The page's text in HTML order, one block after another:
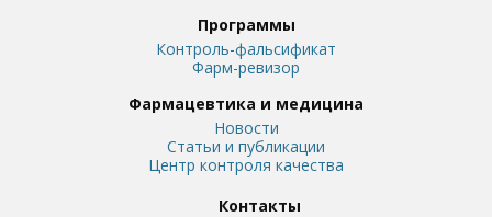
Программы
Контроль-фальсификат
Фарм-ревизор
Фармацевтика и медицина
Новости
Статьи и публикации
Центр контроля качества
Контакты